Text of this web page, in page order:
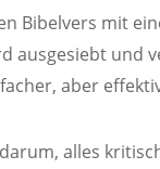
Bibelvers mit
ausgesiebt und
aber
alles